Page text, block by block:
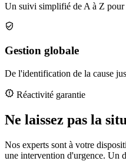
Un suivi simplifié de A à Z
Gestion globale
De l'identification de la cause
Réactivité garantie
Ne laissez pas la
Nos experts sont à votre
une intervention d'urgence. Un